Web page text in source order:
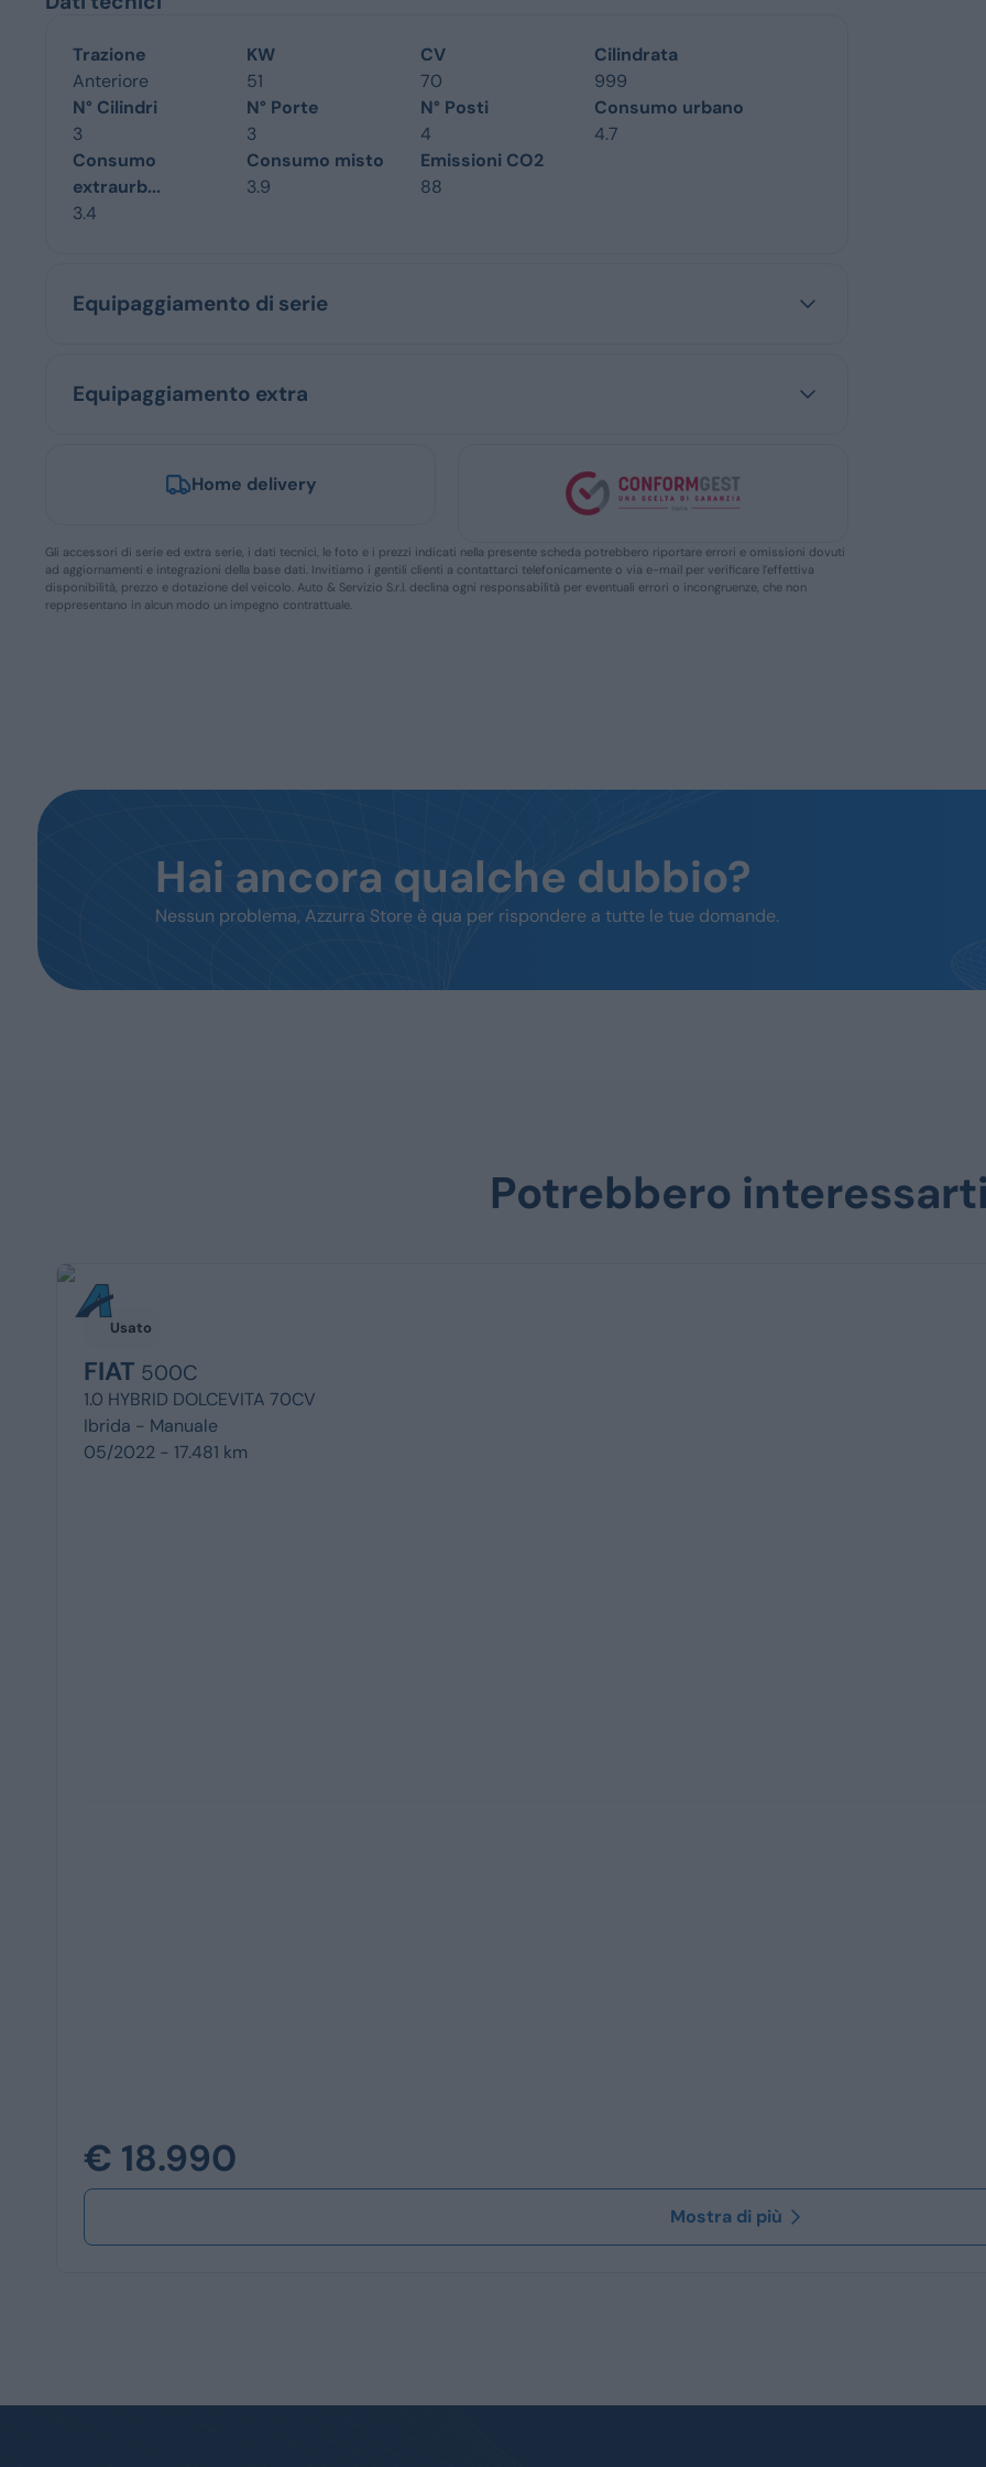
Trazione
Anteriore
KW
51
CV
70
Cilindrata
999
N° Cilindri
3
N° Porte
3
N° Posti
4
Consumo urbano
4.7
Consumo
extraurb...
3.4
Consumo misto
3.9
Emissioni CO2
88
Equipaggiamento di serie
Equipaggiamento extra
Home delivery
Gli accessori di serie ed extra serie, i dati tecnici, le foto e i prezzi indicati nella presente scheda potrebbero riportare errori e omissioni dovuti
ad aggiornamenti e integrazioni della base dati. Invitiamo i gentili clienti a contattarci telefonicamente o via e-mail per verificare l’effettiva
disponibilità, prezzo e dotazione del veicolo. Auto & Servizio S.r.l. declina ogni responsabilità per eventuali errori o incongruenze, che non
reppresentano in alcun modo un impegno contrattuale.
Hai ancora qualche dubbio?
Nessun problema, Azzurra Store è qua per rispondere a tutte le tue domande.
Potrebbero
Usato
FIAT 500C
1.0 HYBRID DOLCEVITA 70CV
Ibrida - Manuale
05/2022 - 17.481 km
€ 18.990
Mostra di più